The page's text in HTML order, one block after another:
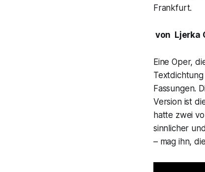
Frankfurt.
von Ljerka
Eine Oper,
Fassungen.
Version ist
hatte zwei
sinnlicher
– mag ihn,